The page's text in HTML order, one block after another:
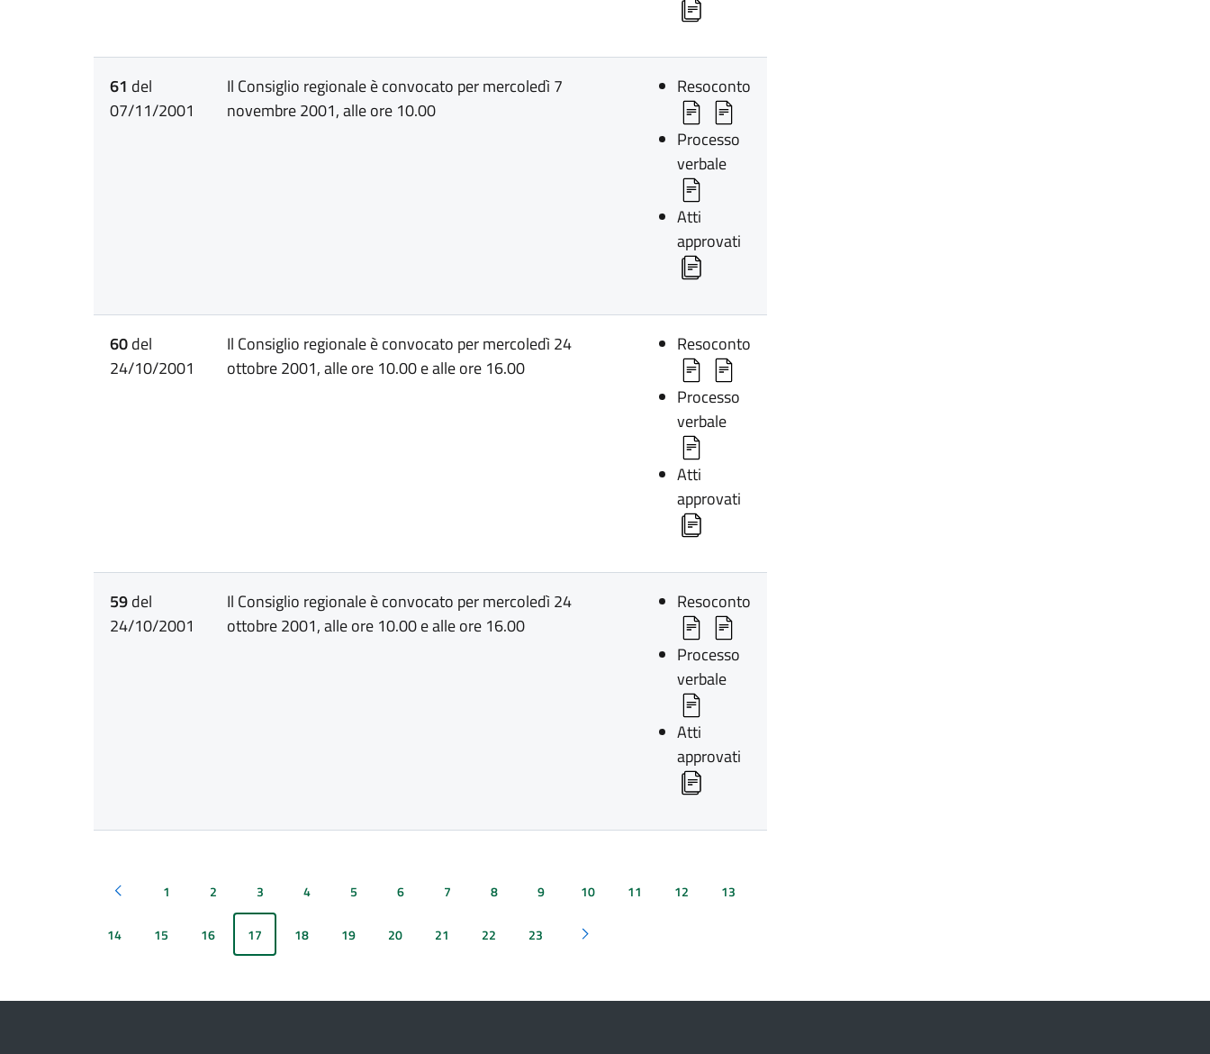
61 del
07/11/2001
Il Consiglio regionale è convocato per mercoledì 7
novembre 2001, alle ore 10.00
Resoconto
Processo
verbale
Atti
approvati
60del
24/10/2001
Il Consiglio regionale è convocato per mercoledì 24
ottobre 2001, alle ore 10.00 e alle ore 16.00
Resoconto
Processo
verbale
Atti
approvati
59del
24/10/2001
Il Consiglio regionale è convocato per mercoledì 24
ottobre 2001, alle ore 10.00 e alle ore 16.00
Resoconto
Processo
verbale
Atti
approvati
Pagina precedente
1 2 3 4 5 6 7 8 9 10 11 12 13
14 15 16 17 18 19 20 21 22 23 Pagina successiva